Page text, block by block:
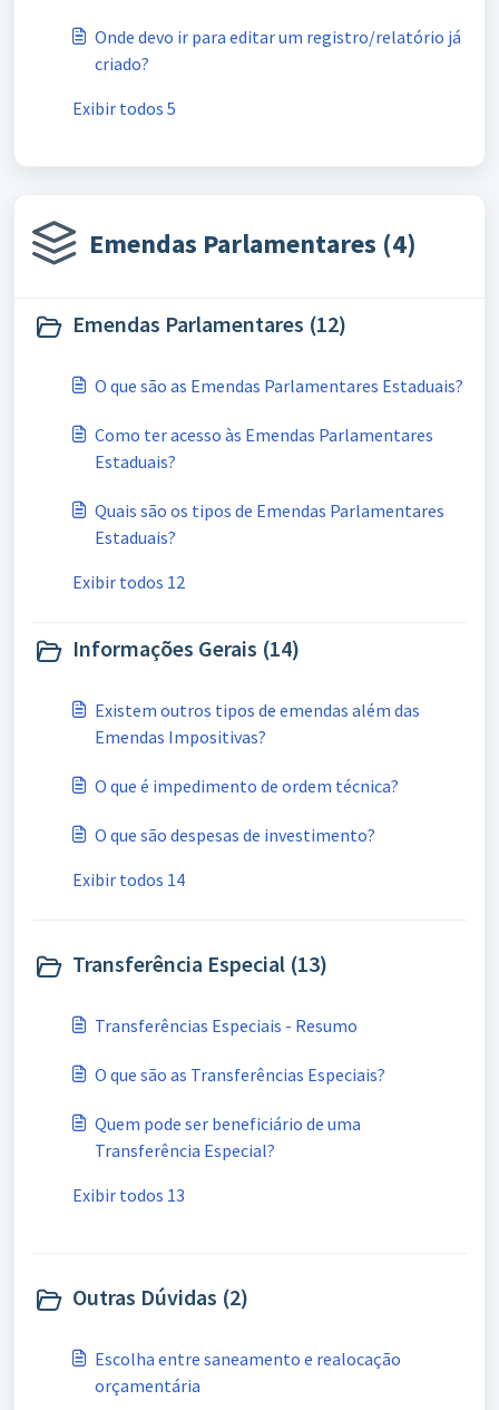
Onde devo ir para editar um registro/relatório já
criado?
Exibir todos 5
Emendas Parlamentares (4)
Emendas Parlamentares (12)
O que são as Emendas Parlamentares Estaduais?
Como ter acesso às Emendas Parlamentares
Estaduais?
Quais são os tipos de Emendas Parlamentares
Estaduais?
Exibir todos 12
Informações Gerais (14)
Existem outros tipos de emendas além das
Emendas Impositivas?
O que é impedimento de ordem técnica?
O que são despesas de investimento?
Exibir todos 14
Transferência Especial (13)
Transferências Especiais - Resumo
O que são as Transferências Especiais?
Quem pode ser beneficiário de uma
Transferência Especial?
Exibir todos 13
Outras Dúvidas (2)
Escolha entre saneamento e realocação
orçamentária